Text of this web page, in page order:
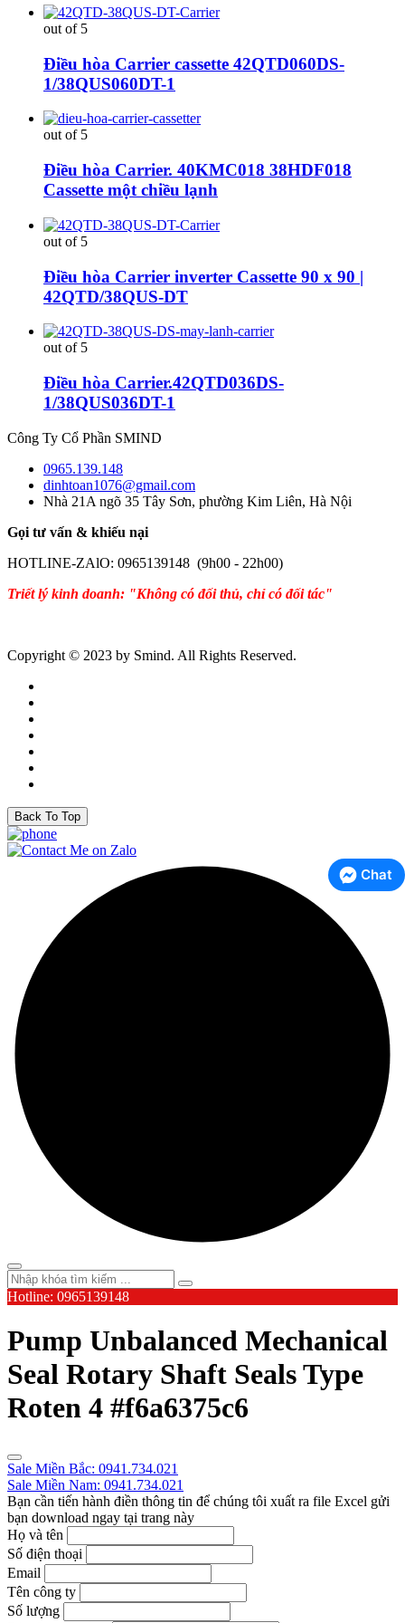
out of 5
Điều hòa Carrier cassette 42QTD060DS-
1/38QUS060DT-1
out of 5
Điều hòa Carrier. 40KMC018 38HDF018
Cassette một chiều lạnh
out of 5
Điều hòa Carrier inverter Cassette 90 x 90 |
42QTD/38QUS-DT
out of 5
Điều hòa Carrier.42QTD036DS-
1/38QUS036DT-1
Công Ty Cổ Phần SMIND
0965.139.148
dinhtoan1076@gmail.com
Nhà 21A ngõ 35 Tây Sơn, phường Kim Liên, Hà Nội
Gọi tư vấn & khiếu nại
HOTLINE-ZAlO: 0965139148 (9h00 - 22h00)
Triết lý kinh doanh: "Không có đối thủ, chỉ có đối tác"
Copyright © 2023 by Smind. All Rights Reserved.
Back To Top
Chat
Hotline: 0965139148
Pump Unbalanced Mechanical
Seal Rotary Shaft Seals Type
Roten 4 #f6a6375c6
Sale Miền Bắc: 0941.734.021
Sale Miền Nam: 0941.734.021
Bạn cần tiến hành điền thông tin để chúng tôi xuất ra file Excel gửi
bạn download ngay tại trang này
Họ và tên
Số điện thoại
Email
Tên công ty
Số lượng